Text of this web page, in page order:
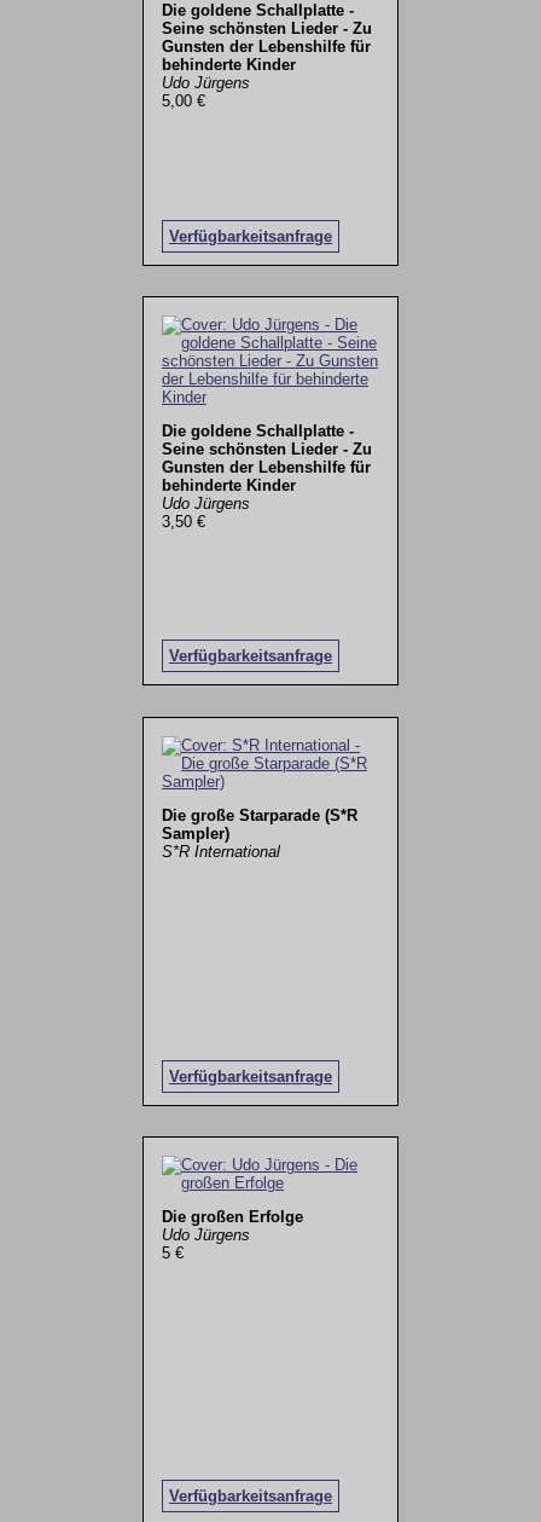
Die goldene Schallplatte -
Seine schönsten Lieder - Zu
Gunsten der Lebenshilfe für
behinderte Kinder
Udo Jürgens
5,00 €
Verfügbarkeitsanfrage
Die goldene Schallplatte -
Seine schönsten Lieder - Zu
Gunsten der Lebenshilfe für
behinderte Kinder
Udo Jürgens
3,50 €
Verfügbarkeitsanfrage
Die große Starparade (S*R
Sampler)
S*R International
Verfügbarkeitsanfrage
Die großen Erfolge
Udo Jürgens
5 €
Verfügbarkeitsanfrage